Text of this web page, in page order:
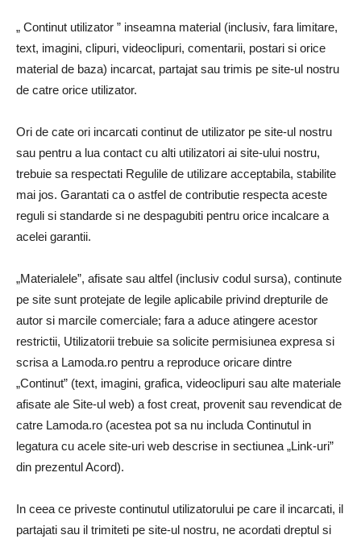
„ Continut utilizator ” inseamna material (inclusiv, fara limitare,
text, imagini, clipuri, videoclipuri, comentarii, postari si orice
material de baza) incarcat, partajat sau trimis pe site-ul nostru
de catre orice utilizator.
Ori de cate ori incarcati continut de utilizator pe site-ul nostru
sau pentru a lua contact cu alti utilizatori ai site-ului nostru,
trebuie sa respectati Regulile de utilizare acceptabila, stabilite
mai jos. Garantati ca o astfel de contributie respecta aceste
reguli si standarde si ne despagubiti pentru orice incalcare a
acelei garantii.
„Materialele”, afisate sau altfel (inclusiv codul sursa), continute
pe site sunt protejate de legile aplicabile privind drepturile de
autor si marcile comerciale; fara a aduce atingere acestor
restrictii, Utilizatorii trebuie sa solicite permisiunea expresa si
scrisa a Lamoda.ro pentru a reproduce oricare dintre
„Continut” (text, imagini, grafica, videoclipuri sau alte materiale
afisate ale Site-ul web) a fost creat, provenit sau revendicat de
catre Lamoda.ro (acestea pot sa nu includa Continutul in
legatura cu acele site-uri web descrise in sectiunea „Link-uri”
din prezentul Acord).
In ceea ce priveste continutul utilizatorului pe care il incarcati, il
partajati sau il trimiteti pe site-ul nostru, ne acordati dreptul si